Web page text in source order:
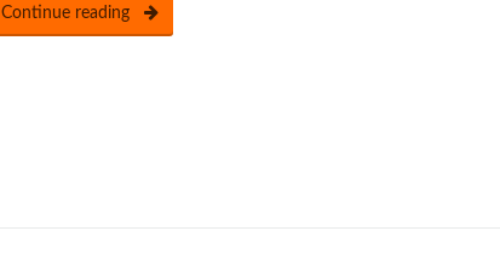
Continue reading